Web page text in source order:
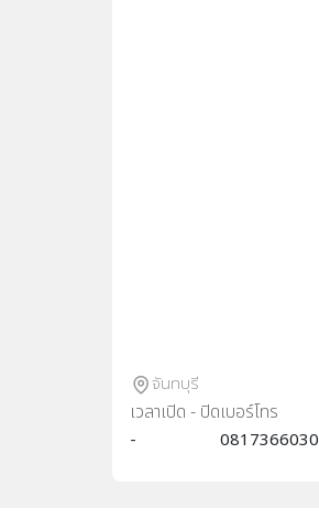
จันทบุรี
เวลาเปิด - ปิด
-
เบอร์โทร
0817366030